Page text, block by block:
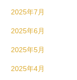
2025年7月
2025年6月
2025年5月
2025年4月